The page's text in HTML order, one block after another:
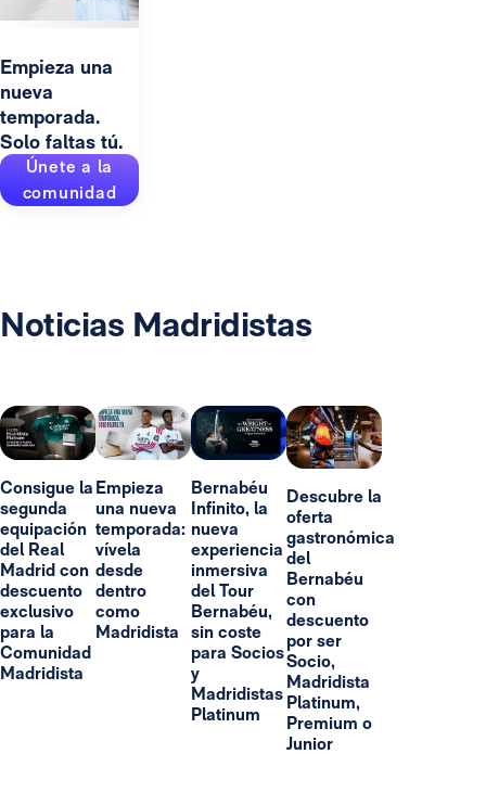
Empieza una
nueva
temporada.
Solo faltas tú.
Únete a la
comunidad
Noticias Madridistas
Consigue la
segunda
equipación
del Real
Madrid con
descuento
exclusivo
para la
Comunidad
Madridista
Empieza
una nueva
temporada:
vívela
desde
dentro
como
Madridista
Bernabéu
Infinito, la
nueva
experiencia
inmersiva
del Tour
Bernabéu,
sin coste
para Socios
y
Madridistas
Platinum
Descubre la
oferta
gastronómica
del
Bernabéu
con
descuento
por ser
Socio,
Madridista
Platinum,
Premium o
Junior